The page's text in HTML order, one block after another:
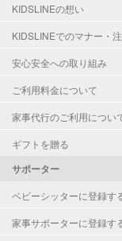
KIDSLINEの想い
KIDSLINEでのマナー・
安心安全への取り組み
ご利用料金について
家事代行のご利用につい
ギフトを贈る
サポーター
ベビーシッターに登録す
家事サポーターに登録す